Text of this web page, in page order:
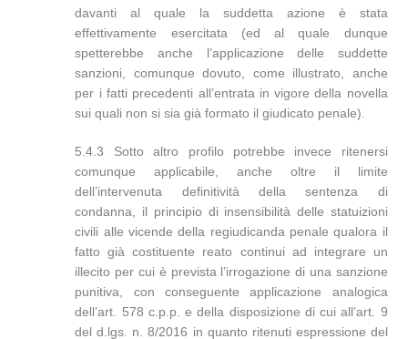
davanti al quale la suddetta azione è stata
effettivamente esercitata (ed al quale dunque
spetterebbe anche l’applicazione delle suddette
sanzioni, comunque dovuto, come illustrato, anche
per i fatti precedenti all’entrata in vigore della novella
sui quali non si sia già formato il giudicato penale).
5.4.3 Sotto altro profilo potrebbe invece ritenersi
comunque applicabile, anche oltre il limite
dell’intervenuta definitività della sentenza di
condanna, il principio di insensibilità delle statuizioni
civili alle vicende della regiudicanda penale qualora il
fatto già costituente reato continui ad integrare un
illecito per cui è prevista l’irrogazione di una sanzione
punitiva, con conseguente applicazione analogica
dell’art. 578 c.p.p. e della disposizione di cui all’art. 9
del d.lgs. n. 8/2016 in quanto ritenuti espressione del